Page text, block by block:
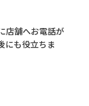
店舗へお電話が
にも役立ちま